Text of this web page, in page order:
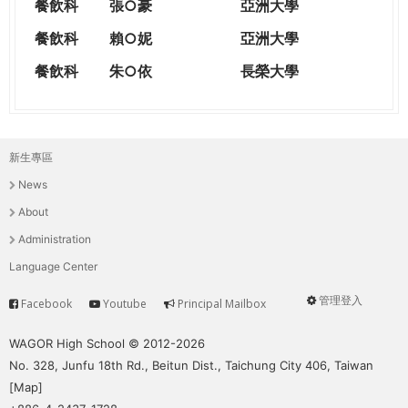
餐飲科 張○豪
亞洲大學
餐飲科
賴○妮
亞洲大學
餐飲科
朱○依 長榮大學
主
選
單
新生專區
News
About
Administration
Language Center
User
管理登入
Service
Facebook Youtube Principal Mailbox
WAGOR High School © 2012-2026
No. 328, Junfu 18th Rd., Beitun Dist., Taichung City 406, Taiwan
[Map]